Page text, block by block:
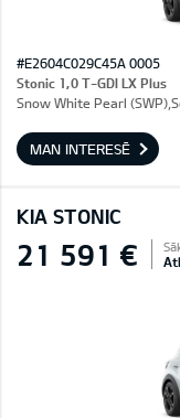
#E2604C029C45A 0005
Stonic 1,0 T-GDI LX Plus
Snow White Pearl
MAN INTERESĒ
KIA STONIC
21 591 €